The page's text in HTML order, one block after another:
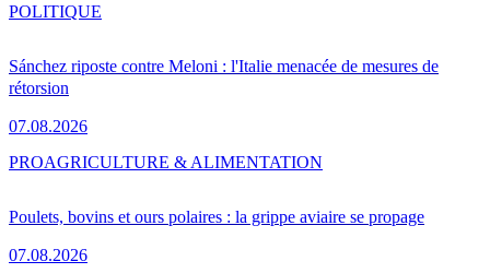
Sánchez riposte contre Meloni : l'Italie menacée de mesures de
rétorsion
07.08.2026
POLITIQUE
Poulets, bovins et ours polaires : la grippe aviaire se propage
07.08.2026
PROAGRICULTURE & ALIMENTATION